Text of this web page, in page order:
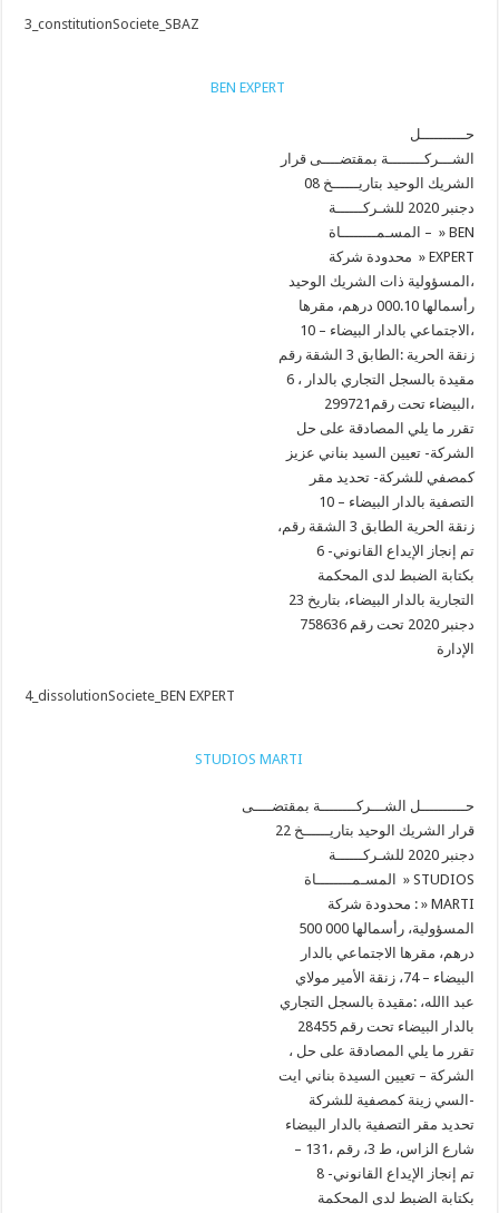
3_constitutionSociete_SBAZ
BEN EXPERT
حــــــــــل
الشـــركــــــــة بمقتضــــى قرار
الشريك الوحيد بتاريــــــخ 08
دجنبر 2020 للشـركــــــة
المسـمــــــــاة – » BEN
محدودة شركة » EXPERT
المسؤولية ذات الشريك الوحيد،
رأسمالها 000.10 درهم، مقرها
الاجتماعي بالدار البيضاء – 10،
زنقة الحرية :الطابق 3 الشقة رقم
6 ، مقيدة بالسجل التجاري بالدار
البيضاء تحت رقم299721،
تقرر ما يلي المصادقة على حل
الشركة- تعيين السيد بناني عزيز
كمصفي للشركة- تحديد مقر
التصفية بالدار البيضاء – 10
،زنقة الحرية الطابق 3 الشقة رقم
6 -تم إنجاز الإيداع القانوني
بكتابة الضبط لدى المحكمة
التجارية بالدار البيضاء، بتاريخ 23
دجنبر 2020 تحت رقم 758636
الإدارة
4_dissolutionSociete_BEN EXPERT
STUDIOS MARTI
حــــــــــل الشـــركــــــــة بمقتضــــى
قرار الشريك الوحيد بتاريــــــخ 22
دجنبر 2020 للشـركــــــة
المسـمــــــــاة » STUDIOS
محدودة شركة : » MARTI
المسؤولية، رأسمالها 000 500
درهم، مقرها الاجتماعي بالدار
البيضاء – 74، زنقة الأمير مولاي
عبد االله، :مقيدة بالسجل التجاري
بالدار البيضاء تحت رقم 28455
، تقرر ما يلي المصادقة على حل
الشركة – تعيين السيدة بناني ايت
السي زينة كمصفية للشركة-
تحديد مقر التصفية بالدار البيضاء
– 131، شارع الزاس، ط 3، رقم
8 -تم إنجاز الإيداع القانوني
بكتابة الضبط لدى المحكمة